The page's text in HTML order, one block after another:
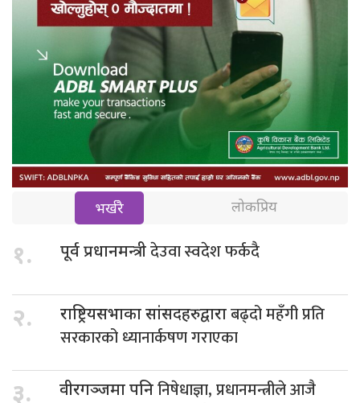
भर्खरै लोकप्रिय
१. पूर्व प्रधानमन्त्रीदेउवा स्वदेश फर्कदै
२. राष्ट्रियसभाका सांसदहरुद्वाराबढ्दो महँगी प्रति
सरकारको ध्यानार्कषण गराएका
३. वीरगञ्जमा पनिनिषेधाज्ञा, प्रधानमन्त्रीले आजै